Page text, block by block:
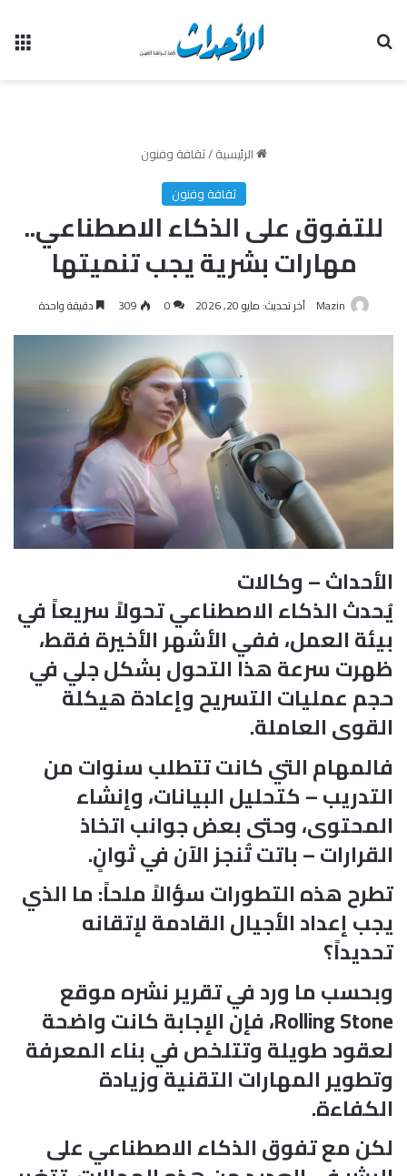
الرئيسية/ثقافة وفنون
ثقافة وفنون
للتفوق على الذكاء الاصطناعي..
مهارات بشرية يجب تنميتها
Mazin آخر تحديث: مايو 20, 2026 0
309 دقيقة واحدة
الأحداث – وكالات
يُحدث الذكاء الاصطناعي تحولاً سريعاً في
بيئة العمل، ففي الأشهر الأخيرة فقط،
ظهرت سرعة هذا التحول بشكل جلي في
حجم عمليات التسريح وإعادة هيكلة
القوى العاملة.
فالمهام التي كانت تتطلب سنوات من
التدريب – كتحليل البيانات، وإنشاء
المحتوى، وحتى بعض جوانب اتخاذ
القرارات – باتت تُنجز الآن في ثوانٍ.
تطرح هذه التطورات سؤالاً ملحاً: ما الذي
يجب إعداد الأجيال القادمة لإتقانه
تحديداً؟
وبحسب ما ورد في تقرير نشره موقع
Rolling Stone، فإن الإجابة كانت واضحة
لعقود طويلة وتتلخص في بناء المعرفة
وتطوير المهارات التقنية وزيادة
الكفاءة.
لكن مع تفوق الذكاء الاصطناعي على